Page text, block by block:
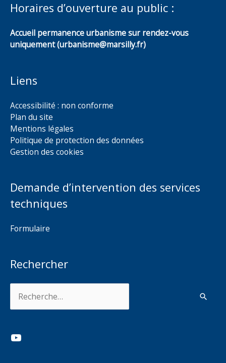
Horaires d’ouverture au public :
Accueil permanence urbanisme sur rendez-vous
uniquement (urbanisme@marsilly.fr)
Liens
Accessibilité : non conforme
Plan du site
Mentions légales
Politique de protection des données
Gestion des cookies
Demande d’intervention des services
techniques
Formulaire
Rechercher
YouTube